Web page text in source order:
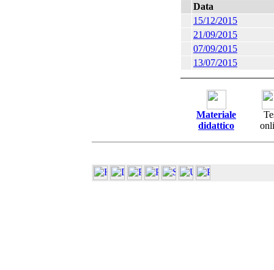
Data
15/12/2015
21/09/2015
07/09/2015
13/07/2015
Materiale
didattico